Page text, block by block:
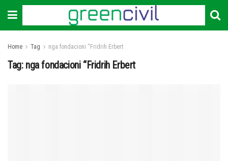
Home Tag nga fondacioni “Fridrih Erbert
Tag: nga fondacioni “Fridrih Erbert